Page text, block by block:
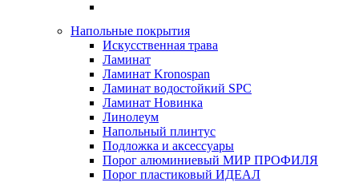
Напольные покрытия
Искусственная трава
Ламинат
Ламинат Kronospan
Ламинат водостойкий SPC
Ламинат Новинка
Линолеум
Напольный плинтус
Подложка и аксессуары
Порог алюминиевый МИР ПРОФИЛЯ
Порог пластиковый ИДЕАЛ